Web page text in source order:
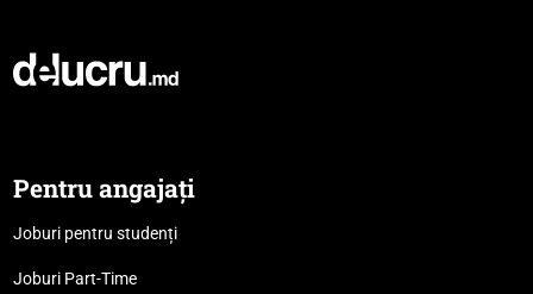
Pentru angajați
Joburi pentru studenți
Joburi Part-Time